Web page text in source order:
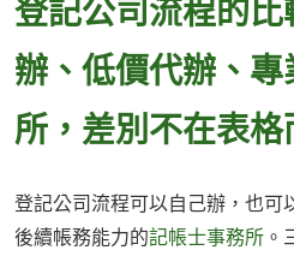
登記公司流程的
辦、低價代辦、
所，差別不在表
登記公司流程可以自己辦，也可
後續帳務能力的記帳士事務所 。